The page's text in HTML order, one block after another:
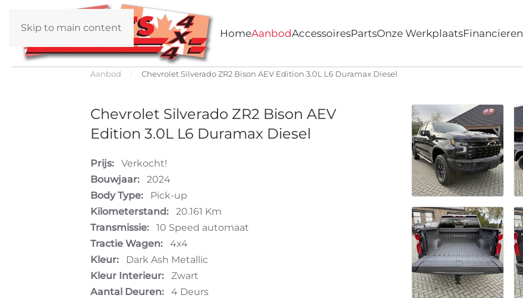
Skip to main content HomeAanbodAccessoiresPartsOnze WerkplaatsFinancieren
Aanbod Chevrolet Silverado ZR2 Bison AEV Edition 3.0L L6 Duramax Diesel
Chevrolet Silverado ZR2 Bison AEV
Edition 3.0L L6 Duramax Diesel
Prijs: Verkocht!
Bouwjaar: 2024
Body Type: Pick-up
Kilometerstand: 20.161 Km
Transmissie: 10 Speed automaat
Tractie Wagen: 4x4
Kleur: Dark Ash Metallic
Kleur Interieur: Zwart
Aantal Deuren: 4 Deurs